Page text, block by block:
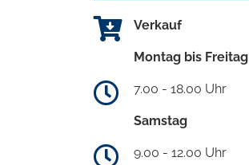
Verkauf
Montag bis Freitag
7.00 - 18.00 Uhr
Samstag
9.00 - 12.00 Uhr